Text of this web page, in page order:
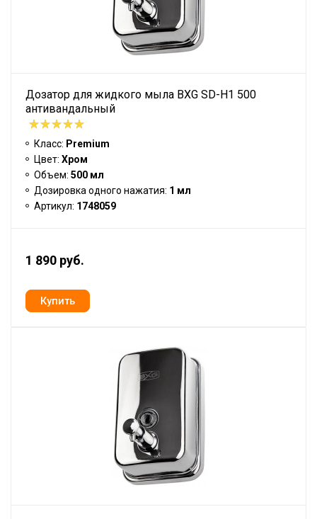
Дозатор для жидкого мыла BXG SD-H1 500
антивандальный
Класс: Premium
Цвет: Хром
Объем: 500 мл
Дозировка одного нажатия: 1 мл
Артикул: 1748059
1 890 руб.